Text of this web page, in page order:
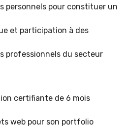
personnels pour constituer un
et participation à des
professionnels du secteur
certifiante de 6 mois
web pour son portfolio